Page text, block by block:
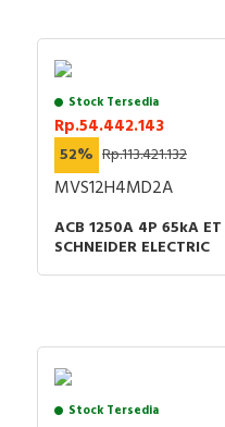
Stock Tersedia
Rp.54.442.143
52% Rp.113.421.132
MVS12H4MD2A
ACB 1250A 4P 65kA
SCHNEIDER ELECTRIC
Stock Tersedia